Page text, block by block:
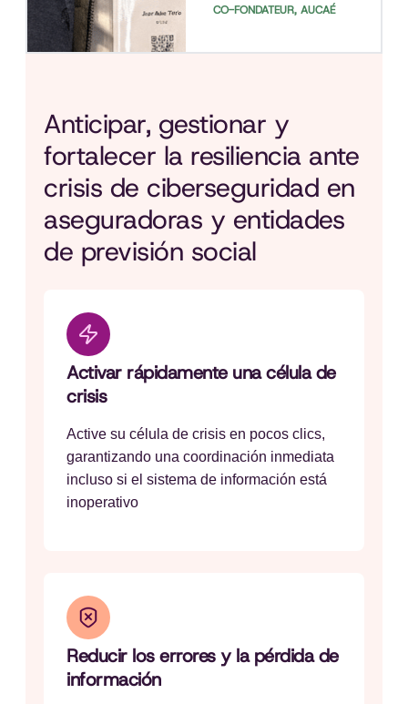
CO-FONDATEUR, AUCAÉ
Anticipar, gestionar y
fortalecer la resiliencia ante
crisis de ciberseguridad en
aseguradoras y entidades
de previsión social
Activar rápidamente una célula de
crisis
Active su célula de crisis en pocos clics,
garantizando una coordinación inmediata
incluso si el sistema de información está
inoperativo
Reducir los errores y la pérdida de
información